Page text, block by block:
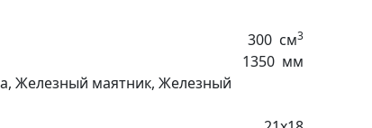
300 см3
1350 мм
Железный маятник, Железный